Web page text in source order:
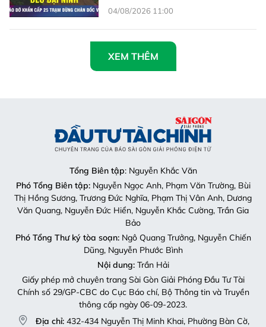
04/08/2026 11:00
XEM THÊM
Tổng Biên tập: Nguyễn Khắc Văn
Phó Tổng Biên tập:Nguyễn Ngọc Anh, Phạm Văn Trường, Bùi
Thị Hồng Sương, Trương Đức Nghĩa, Phạm Thị Vân Anh, Dương
Văn Quang, Nguyễn Đức Hiển, Nguyễn Khắc Cường, Trần Gia
Bảo
Phó Tổng Thư ký tòa soạn:Ngô Quang Trưởng, Nguyễn Chiến
Dũng, Nguyễn Phước Bình
Nội dung:Trần Hải
Giấy phép mở chuyên trang Sài Gòn Giải Phóng Đầu Tư Tài
Chính số 29/GP-CBC do Cục Báo chí, Bộ Thông tin và Truyền
thông cấp ngày 06-09-2023.
Địa chỉ: 432-434 Nguyễn Thị Minh Khai, Phường Bàn Cờ,